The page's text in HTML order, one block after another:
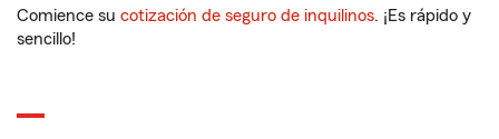
Comience su cotización de seguro de inquilinos. ¡Es rápido y
sencillo!